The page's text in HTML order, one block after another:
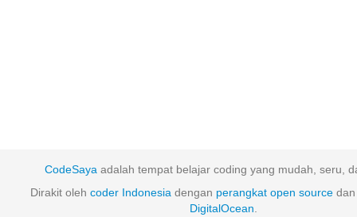
CodeSaya adalah tempat belajar coding yang mudah, seru,
Dirakit oleh coder Indonesia dengan perangkat open source
DigitalOcean